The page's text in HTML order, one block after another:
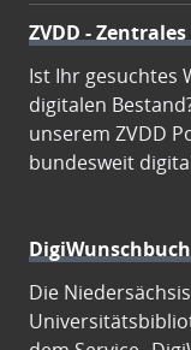
ZVDD -
Ist Ihr gesuchtes
digitalen
unserem ZVDD
bundesweit
DigiWunschbuch
Die